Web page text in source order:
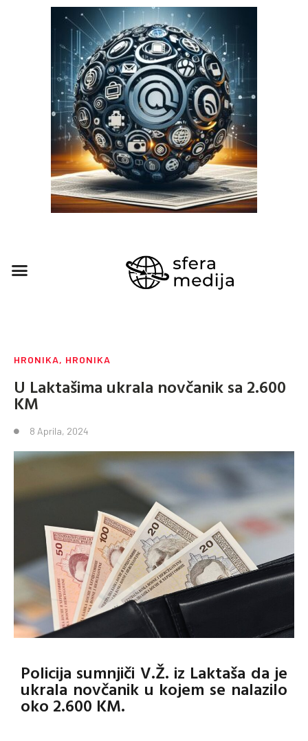
HRONIKA, HRONIKA
U Laktašima ukrala novčanik sa 2.600
KM
8 Aprila, 2024
Policija sumnjiči V.Ž. iz Laktaša da je
ukrala novčanik u kojem se nalazilo
oko 2.600 KM.